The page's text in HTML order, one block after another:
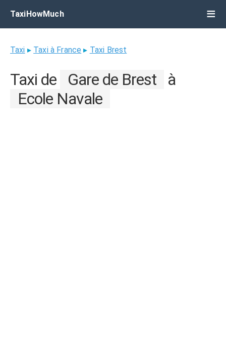
TaxiHowMuch
Taxi ▸ Taxi à France ▸ Taxi Brest
Taxi de Gare de Brest
à
Ecole Navale